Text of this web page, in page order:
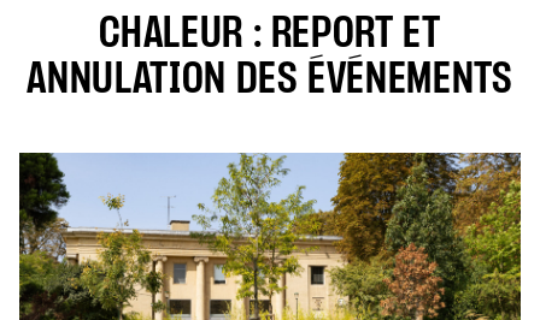
CHALEUR : REPORT ET
ANNULATION DES ÉVÉNEMENTS